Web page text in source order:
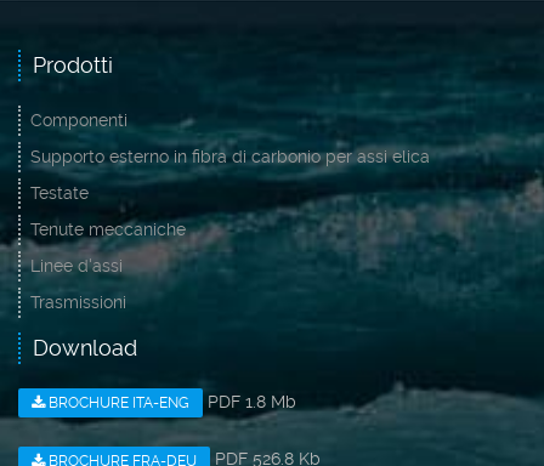
Prodotti
Componenti
Supporto esterno in fibra di carbonio per assi elica
Testate
Tenute meccaniche
Linee d'assi
Trasmissioni
Download
BROCHURE ITA-ENG PDF 1.8 Mb
BROCHURE FRA-DEU PDF 526.8 Kb